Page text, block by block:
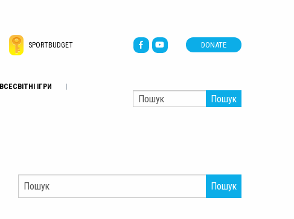
SPORTBUDGET DONATE
ВСЕСВІТНІ ІГРИ
Пошук
Пошук